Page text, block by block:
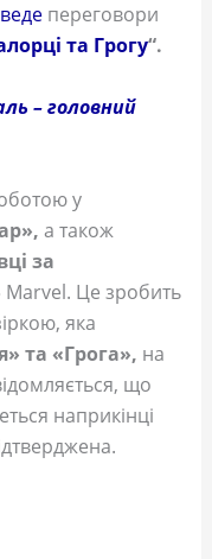
ведепереговори
та Грогу“.
– головний
у
а також
за
Marvel. Це зробить
яка
та «Грога», на
що
наприкінці